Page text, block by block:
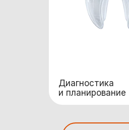
Диагностика
и планирование